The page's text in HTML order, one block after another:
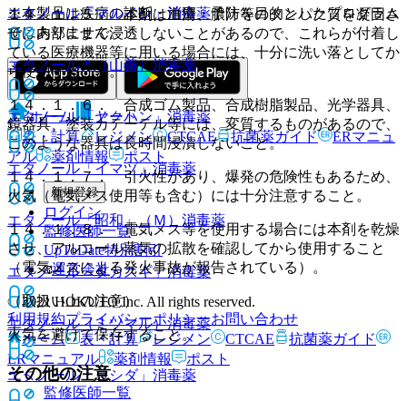
エタノール「マルイシ」消毒薬
エタノール＊（山善）消毒薬
エタノール「ヤクハン」 消毒薬
エタノール「イマヅ」消毒薬
エタノール「昭和」（Ｍ） 消毒薬
エタノール「タカスギ」消毒薬
エタノール（ミツマル）消毒薬
エタノール「ヨシダ」 消毒薬
１４．１．５． 本剤は血清、膿汁等のタンパク質を凝固さ
せ、内部にまで浸透しないことがあるので、これらが付着し
ている医療機器等に用いる場合には、十分に洗い落としてか
ら使用すること。
１４．１．６． 合成ゴム製品、合成樹脂製品、光学器具、
鏡器具、塗装カテーテル等には、変質するものがあるので、
このような器具は長時間浸漬しないこと。
１４．１．７． 引火性があり、爆発の危険性もあるため、
火気（電気メス使用等も含む）には十分注意すること。
１４．１．８． 電気メス等を使用する場合には本剤を乾燥
させ、アルコール蒸気の拡散を確認してから使用すること
（電気メスによる発火事故が報告されている）。
（取扱い上の注意）
火気を避けて保存すること。
その他の注意
※本製品は疾病の診断・治療・予防を目的としたプログラム
ではありません。
ホーム
ノート
表・計算
レジメン CTCAE 抗菌薬ガイド
ERマニュ
アル
薬剤情報 ポスト
新規登録
ログイン
監修医師一覧
UpToDate特別割引
運営会社
© 2021 HOKUTO Inc. All rights reserved.
利用規約プライバシーポリシーお問い合わせ
ホーム
表・計算 レジメン CTCAE
抗菌薬ガイド
ERマニュアル
薬剤情報 ポスト
監修医師一覧